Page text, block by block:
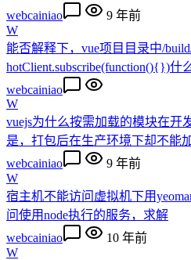
webcainiao
9 年前
W
能否解释下，vue项目目录中/
hotClient.subscribe(function(){})什
webcainiao
W
vuejs为什么按需加载的模块在开
是，打包后在生产环境下却不能
webcainiao
9 年前
W
宿主机不能访问虚拟机下用
问使用node执行的服务，求解
webcainiao
10 年前
W